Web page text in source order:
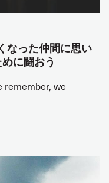
なった仲間に思い
に闘おう
remember, we